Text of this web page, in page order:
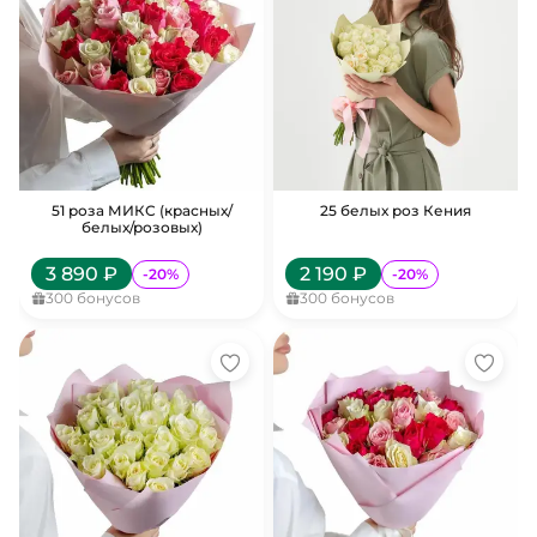
51 роза МИКС (красных/
белых/розовых)
3 890 ₽ -20%
300 бонусов
25 белых роз Кения
2 190 ₽ -20%
300 бонусов